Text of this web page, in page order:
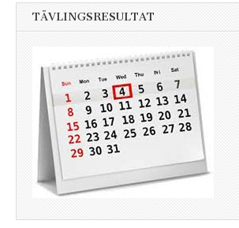
TÄVLINGSRESULTAT